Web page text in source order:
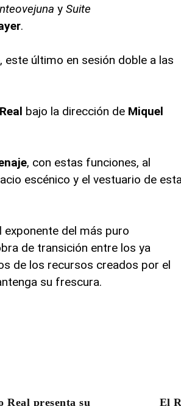
ySuite
.
, este último en sesión doble a las
bajo la dirección de Miquel
, con estas funciones, al
escénico y el vestuario de
exponente del más puro
de transición entre los ya
de los recursos creados por el
su frescura.
Real presenta su
El